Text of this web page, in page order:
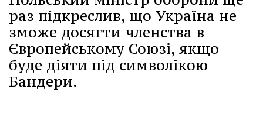
раз підкреслив, що Україна не
зможе досягти членства в
Європейському Союзі, якщо
буде діяти під символікою
Бандери.